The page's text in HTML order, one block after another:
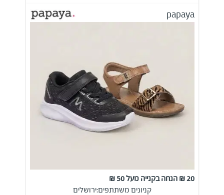
papaya
20 ₪ הנחה בקנייה מעל 50 ₪
קניונים משתתפים:ירושלים